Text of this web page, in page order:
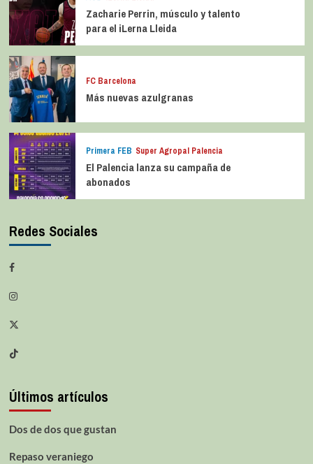
Zacharie Perrin, músculo y talento
para el iLerna Lleida
FC Barcelona
Más nuevas azulgranas
Primera FEB Super Agropal Palencia
El Palencia lanza su campaña de
abonados
Redes Sociales
Últimos artículos
Dos de dos que gustan
Repaso veraniego